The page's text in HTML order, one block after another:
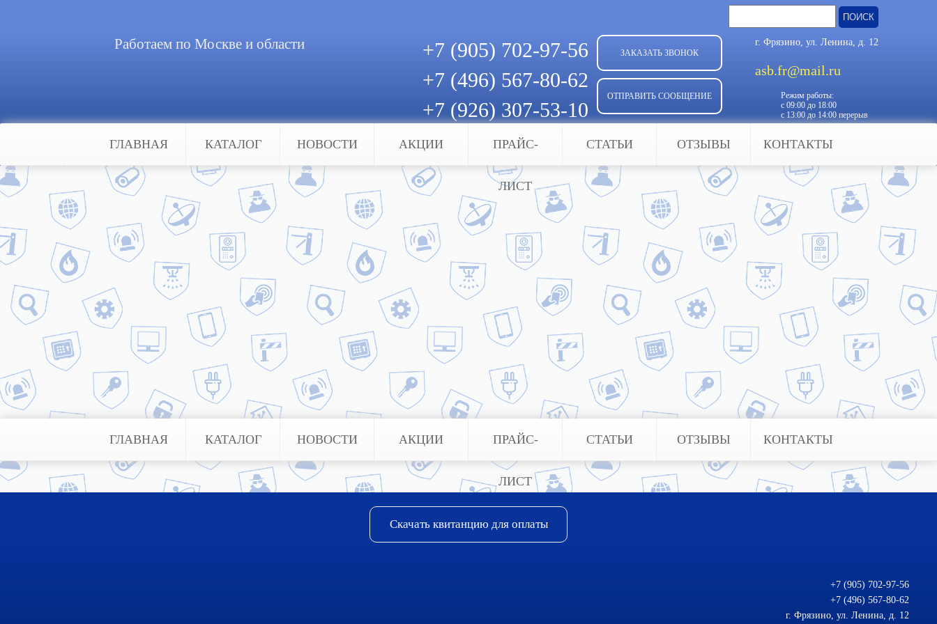
Работаем по Москве и области +7 (905) 702-97-56
+7 (496) 567-80-62
+7 (926) 307-53-10
Скачать квитанцию для оплаты
ЗАКАЗАТЬ ЗВОНОК
ОТПРАВИТЬ СООБЩЕНИЕ
г. Фрязино, ул. Ленина, д. 12
asb.fr@mail.ru
Режим работы:
с 09:00 до 18:00
с 13:00 до 14:00 перерыв
ГЛАВНАЯ КАТАЛОГ НОВОСТИ АКЦИИ ПРАЙС-
ЛИСТ
СТАТЬИ ОТЗЫВЫ КОНТАКТЫ
Главная Новости Охранная сигнализация для дачи
Охранная сигнализация для дачи
Неохраняемая дача является легкой наживой для неблагонадежных людей. Никакой даже самый надежный замок не
защитит домик от взлома. Единственным способом оградить его от несанкционированного проникновения — это
установка охранной сигнализации. В случае угрозы, тревожный сигнал поступает на гаджет хозяина. Наша компания
специализируется на разнообразных охранных системах, с предоставлением услуги по его установке. У нас работают
квалифицированные специалисты, которые все работы выполняют качественно.
ГЛАВНАЯ КАТАЛОГ НОВОСТИ АКЦИИ ПРАЙС-
ЛИСТ
СТАТЬИ ОТЗЫВЫ КОНТАКТЫ
Скачать квитанцию для оплаты
+7 (905) 702-97-56
+7 (496) 567-80-62
г. Фрязино, ул. Ленина, д. 12